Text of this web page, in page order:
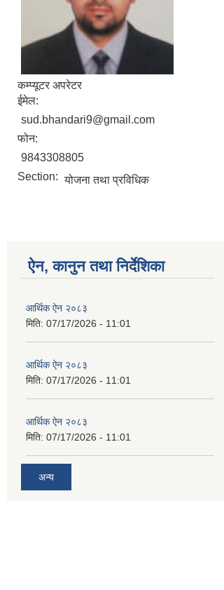
कम्प्यूटर अपरेटर
ईमेल:
sud.bhandari9@gmail.com
फोन:
9843308805
Section: योजना तथा प्रविधिक
ऐन, कानुन तथा निर्देशिका
आर्थिक ऐन २०८३
मिति: 07/17/2026 - 11:01
आर्थिक ऐन २०८३
मिति: 07/17/2026 - 11:01
आर्थिक ऐन २०८३
मिति: 07/17/2026 - 11:01
अन्य